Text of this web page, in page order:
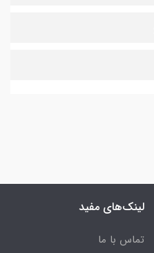
لینک‌های مفید
تماس با ما